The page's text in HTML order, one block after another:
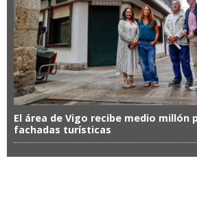
El área de Vigo recibe medio millón
fachadas turísticas